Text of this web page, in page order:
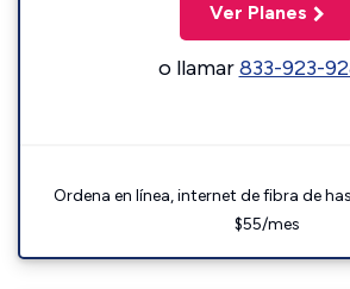
Ver Planes
o llamar833-923-
Ordena en línea, internet de fibra de
$55/mes